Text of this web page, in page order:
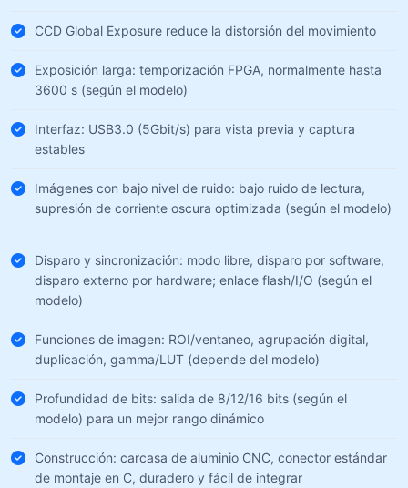
CCD Global Exposure reduce la distorsión del movimiento
Exposición larga: temporización FPGA, normalmente hasta
3600 s (según el modelo)
Interfaz: USB3.0 (5Gbit/s) para vista previa y captura
estables
Imágenes con bajo nivel de ruido: bajo ruido de lectura,
supresión de corriente oscura optimizada (según el modelo)
Disparo y sincronización: modo libre, disparo por software,
disparo externo por hardware; enlace flash/I/O (según el
modelo)
Funciones de imagen: ROI/ventaneo, agrupación digital,
duplicación, gamma/LUT (depende del modelo)
Profundidad de bits: salida de 8/12/16 bits (según el
modelo) para un mejor rango dinámico
Construcción: carcasa de aluminio CNC, conector estándar
de montaje en C, duradero y fácil de integrar